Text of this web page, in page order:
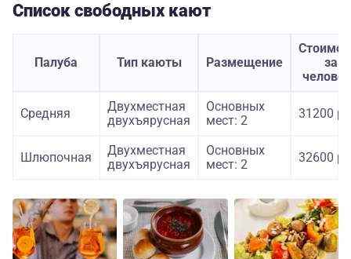
Список свободных кают
Палуба Тип каюты Размещение
за
Средняя
Двухместная
двухъярусная
Основных
мест: 2
31200
Шлюпочная
Двухместная
двухъярусная
Основных
мест: 2
32600